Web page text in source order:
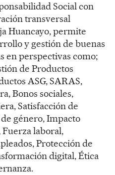
Social con
transversal
Huancayo, permite
y gestión de buenas
en perspectivas como;
de Productos
ASG, SARAS,
Bonos sociales,
Satisfacción de
género, Impacto
Fuerza laboral,
Protección de
digital, Ética